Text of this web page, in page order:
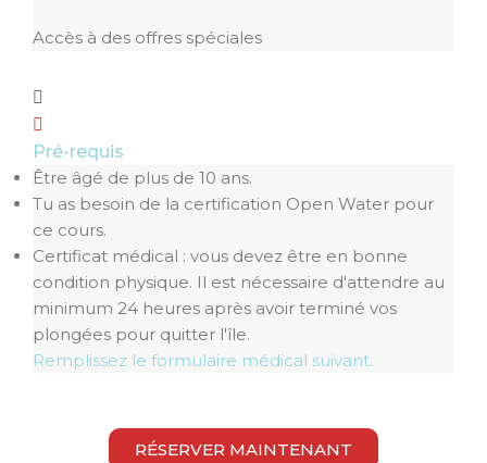
Accès à des offres spéciales
Pré-requis
Être âgé de plus de 10 ans.
Tu as besoin de la certification Open Water pour
ce cours.
Certificat médical : vous devez être en bonne
condition physique. Il est nécessaire d'attendre au
minimum 24 heures après avoir terminé vos
plongées pour quitter l'île.
Remplissez le formulaire médical suivant.
RÉSERVER MAINTENANT